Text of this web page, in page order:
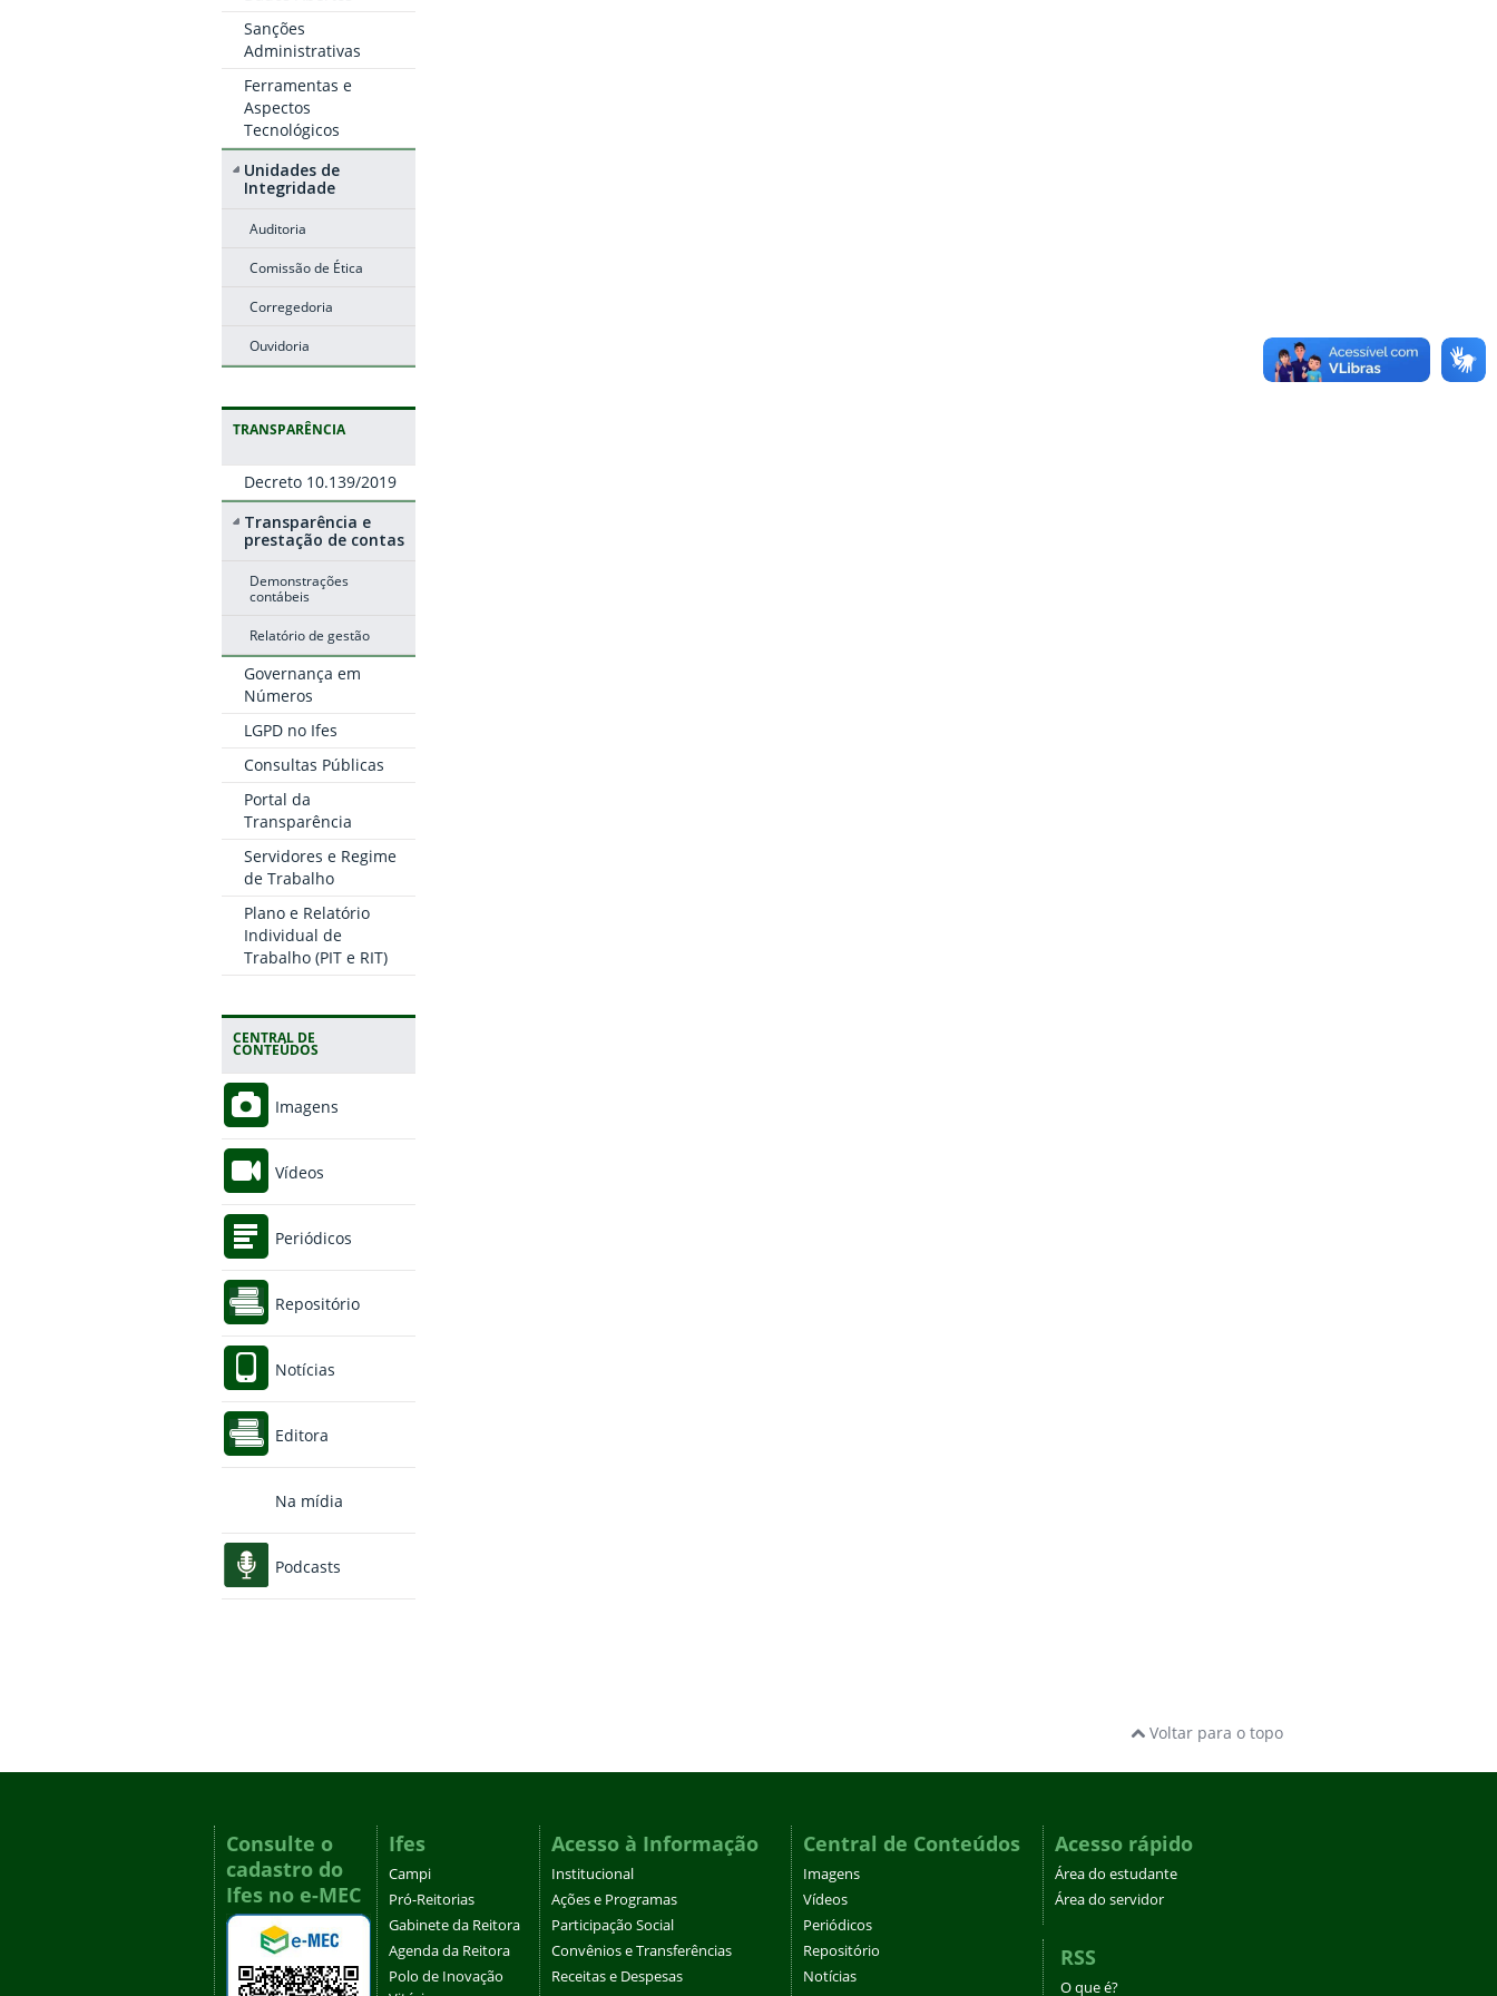
Sanções
Administrativas
Ferramentas e
Aspectos
Tecnológicos
Unidades de
Integridade
Auditoria
Comissão de Ética
Corregedoria
Ouvidoria
TRANSPARÊNCIA
Decreto 10.139/2019
Transparência e
prestação de contas
Demonstrações
contábeis
Relatório de gestão
Governança em
Números
LGPD no Ifes
Consultas Públicas
Portal da
Transparência
Servidores e Regime
de Trabalho
Plano e Relatório
Individual de
Trabalho (PIT e RIT)
CENTRAL DE
CONTEÚDOS
Imagens
Vídeos
Periódicos
Repositório
Notícias
Editora
Na mídia
Podcasts
Voltar para o topo
Consulte o
cadastro do
Ifes no e-MEC
Ifes
Campi
Pró-Reitorias
Gabinete da Reitora
Agenda da Reitora
Polo de Inovação
Acesso à Informação
Institucional
Ações e Programas
Participação Social
Convênios e Transferências
Receitas e Despesas
Central de Conteúdos
Imagens
Vídeos
Periódicos
Repositório
Notícias
Acesso rápido
Área do estudante
Área do servidor
RSS
O que é?